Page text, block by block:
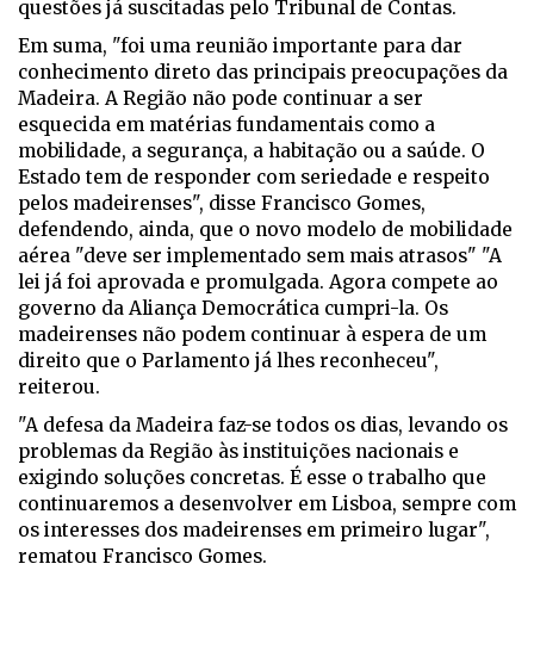
questões já suscitadas pelo Tribunal de Contas.
Em suma, "foi uma reunião importante para dar
conhecimento direto das principais preocupações da
Madeira. A Região não pode continuar a ser
esquecida em matérias fundamentais como a
mobilidade, a segurança, a habitação ou a saúde. O
Estado tem de responder com seriedade e respeito
pelos madeirenses", disse Francisco Gomes,
defendendo, ainda, que o novo modelo de mobilidade
aérea "deve ser implementado sem mais atrasos" "A
lei já foi aprovada e promulgada. Agora compete ao
governo da Aliança Democrática cumpri-la. Os
madeirenses não podem continuar à espera de um
direito que o Parlamento já lhes reconheceu",
reiterou.
"A defesa da Madeira faz-se todos os dias, levando os
problemas da Região às instituições nacionais e
exigindo soluções concretas. É esse o trabalho que
continuaremos a desenvolver em Lisboa, sempre com
os interesses dos madeirenses em primeiro lugar",
rematou Francisco Gomes.